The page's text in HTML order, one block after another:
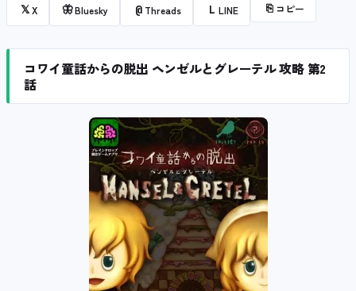
𝕏X 🦋Bluesky @ Threads L LINE ⎘ コピー
コワイ童話からの脱出 ヘンゼルとグレーテル 攻略 第2
話